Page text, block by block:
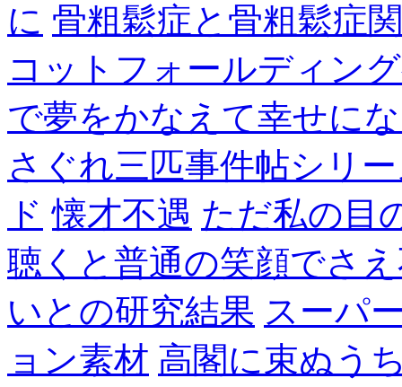
に 骨粗鬆症と骨粗鬆症
コットフォールディン
で夢をかなえて幸せに
さぐれ三匹事件帖シリ
ド 懐才不遇 ただ私の目
聴くと普通の笑顔でさ
いとの研究結果 スーパ
ョン素材 高閣に束ぬう